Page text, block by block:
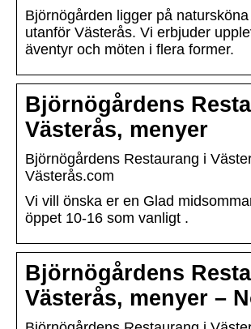
Björnögården ligger på
utanför Västerås. Vi erbjuder
äventyr och möten i flera former.
Björnögårdens
Västerås, menyer
Björnögårdens Restaurang i
Västerås.com
Vi vill önska er en Glad
öppet 10-16 som vanligt .
Björnögårdens
Västerås, menyer –